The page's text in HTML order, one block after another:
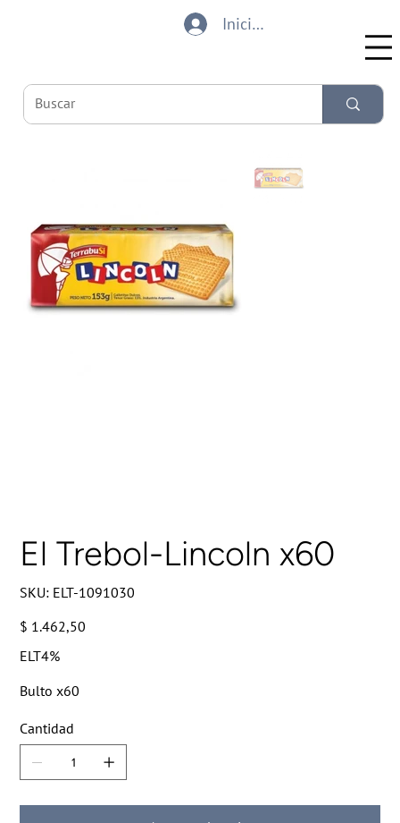
Iniciar sesión
El Trebol-Lincoln x60
SKU: SKU
ELT-
ELT-1091030
Precio
$ 1.462,50
ELT4%
Bulto x60
Cantidad